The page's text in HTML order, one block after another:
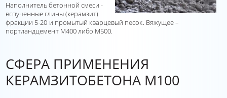
Наполнитель бетонной смеси -
вспученные глины (керамзит)
фракции 5-20 и промытый кварцевый песок. Вяжущее –
портландцемент М400 либо М500.
СФЕРА ПРИМЕНЕНИЯ
КЕРАМЗИТОБЕТОНА М100